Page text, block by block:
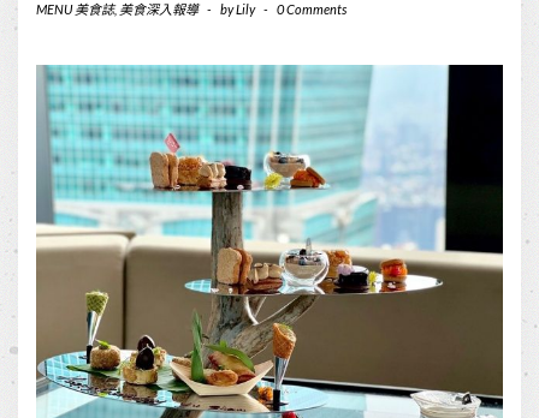
MENU 美食誌, 美食深入報導 - byLily - 0 Comments